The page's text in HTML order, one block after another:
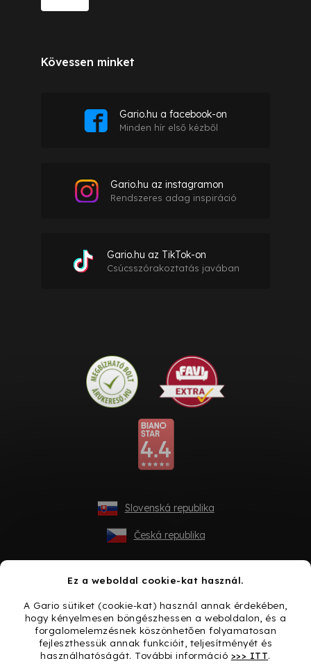
Ez a weboldal cookie-kat használ.
A Gario sütiket (cookie-kat) használ annak érdekében,
hogy kényelmesen böngészhessen a weboldalon, és a
forgalomelemzésnek köszönhetően folyamatosan
fejleszthessük annak funkcióit, teljesítményét és
használhatóságát. További információ >>> ITT.
Kövessen minket
Gario.hu a facebook-on
Minden hír első kézből
Gario.hu az instagramon
Rendszeres adag inspiráció
Gario.hu az TikTok-on
Csúcsszórakoztatás javában
Slovenská republika
Česká republika